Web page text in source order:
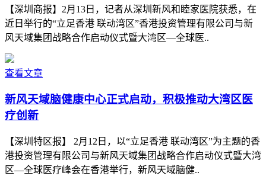
【深圳商报】2月13日，记者从深圳新风和睦家医院获悉，在
近日举行的“立足香港 联动湾区”香港投资管理有限公司与新
风天域集团战略合作启动仪式暨大湾区—全球医..
查看文章
新风天域脑健康中心正式启动，积极推动大湾区医
疗创新
【深圳特区报】 2月12日，以“立足香港 联动湾区”为主题的香
港投资管理有限公司与新风天域集团战略合作启动仪式暨大湾
区—全球医疗峰会在香港举行，新风天域脑健..